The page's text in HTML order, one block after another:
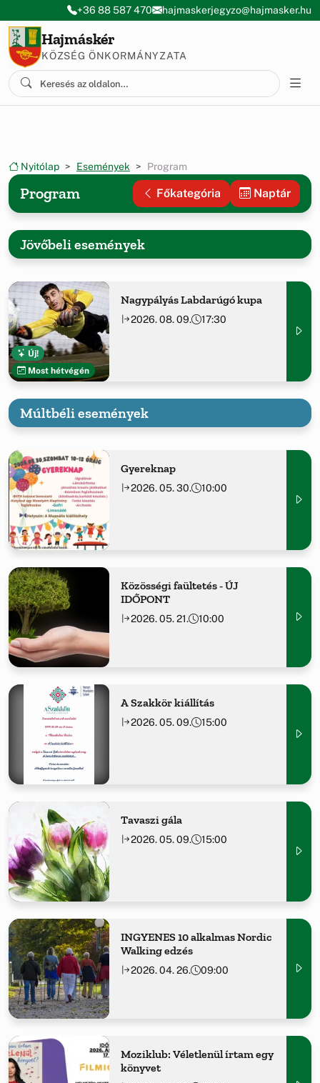
Ugrás a menüre
Ugrás a tartalomra
+36 88 587 470 hajmaskerjegyzo@hajmasker.hu
Hajmáskér
KÖZSÉG ÖNKORMÁNYZATA
Nyitólap Események Program
Program Főkategória Naptár
Jövőbeli események
Új!
Most hétvégén
Nagypályás Labdarúgó kupa
2026. 08. 09. 17:30
Múltbéli események
Gyereknap
2026. 05. 30. 10:00
Közösségi faültetés - ÚJ
IDŐPONT
2026. 05. 21. 10:00
A Szakkör kiállítás
2026. 05. 09. 15:00
Tavaszi gála
2026. 05. 09. 15:00
INGYENES 10 alkalmas Nordic
Walking edzés
2026. 04. 26. 09:00
Moziklub: Véletlenül írtam egy
könyvet